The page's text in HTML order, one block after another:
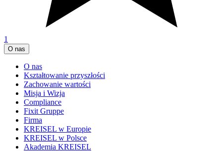
1
O nas
O nas
Kształtowanie przyszłości
Zachowanie wartości
Misja i Wizja
Compliance
Fixit Gruppe
Firma
KREISEL w Europie
KREISEL w Polsce
Akademia KREISEL